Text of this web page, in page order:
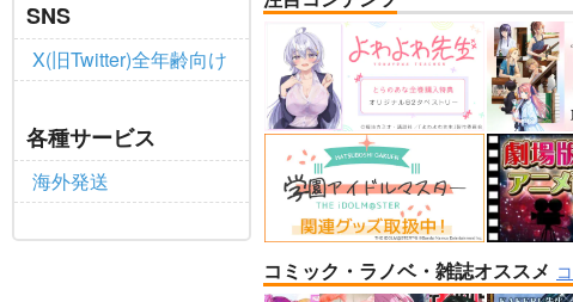
SNS
X(旧Twitter)全年齢向け
各種サービス
海外発送
Fresh＆Smooth
ロイヤルマウンテン
770円（税込）
オリジナル
青山 澄香
白峰 莉花
メレ・レタナグア
サンプル カート
嫌な顔さ
見せても
アニマル
787円（税
オリジナル
サンプ
コミック・ラノベ・雑誌オススメ